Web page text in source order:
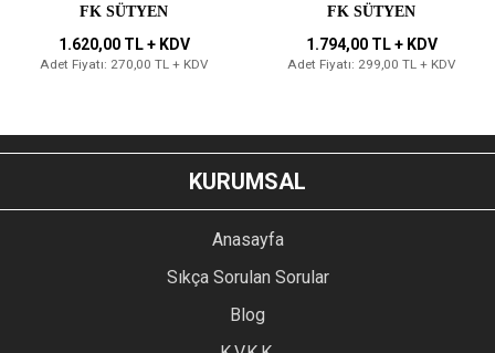
6'lı
FK SÜTYEN
1.620,00 TL + KDV
Adet Fiyatı: 270,00 TL + KDV
6'lı
FK SÜTYEN
1.794,00 TL + KDV
Adet Fiyatı: 299,00 TL + KDV
KURUMSAL
Anasayfa
Sıkça Sorulan Sorular
Blog